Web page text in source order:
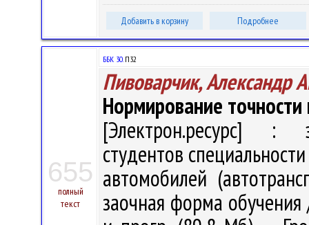
Добавить в корзину Подробнее
655
полный
текст
ББК 30.П32
Пивоварчик, Александр
Нормирование
[Электрон.ресурс] :
студентов
автомобилей
заочная форма обучения